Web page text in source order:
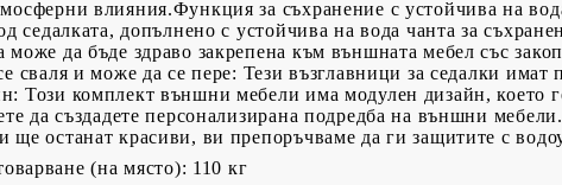
влияния.Функция за съхранение с устойчива на
седалката, допълнено с устойчива на вода чанта за
да бъде здраво закрепена към външната мебел със
сваля и може да се пере: Тези възглавници за седалки
Този комплект външни мебели има модулен дизайн, което
да създадете персонализирана подредба на външни
останат красиви, ви препоръчваме да ги защитите с
(на място): 110 кг